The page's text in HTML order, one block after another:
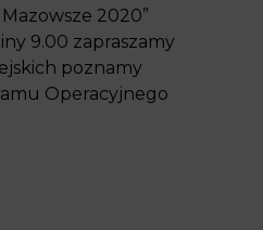
2020”
9.00 zapraszamy
poznamy
Operacyjnego